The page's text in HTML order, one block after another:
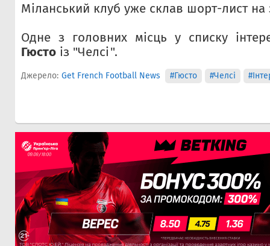
Міланський клуб уже склав шорт-лист на
Одне з головних місць у списку
Гюсто із "Челсі".
Джерело: Get French Football News #Гюсто #Челсi